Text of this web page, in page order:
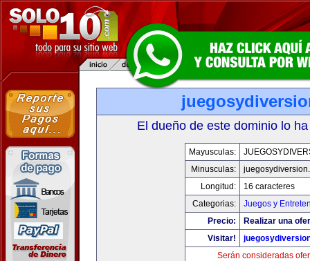
El dueño de este dominio lo
Mayusculas:
Minusculas:
Longitud:
16 caracteres
Categorias:
Juegos y
Precio:
Realizar una
Visitar!
Serán consideradas